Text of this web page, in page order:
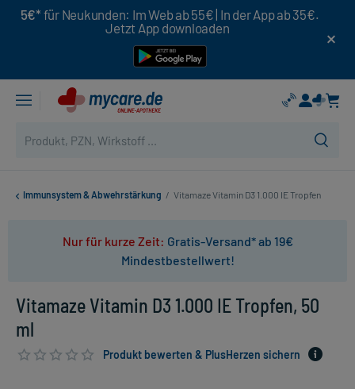
5€* für Neukunden: Im Web ab 55€ | In der App ab 35€.
Jetzt App downloaden
Immunsystem & Abwehrstärkung / Vitamaze Vitamin D3 1.000 IE Tropfen
Nur für kurze Zeit: Gratis-Versand* ab 19€
Mindestbestellwert!
Vitamaze Vitamin D3 1.000 IE Tropfen, 50
ml
Produkt bewerten & PlusHerzen sichern